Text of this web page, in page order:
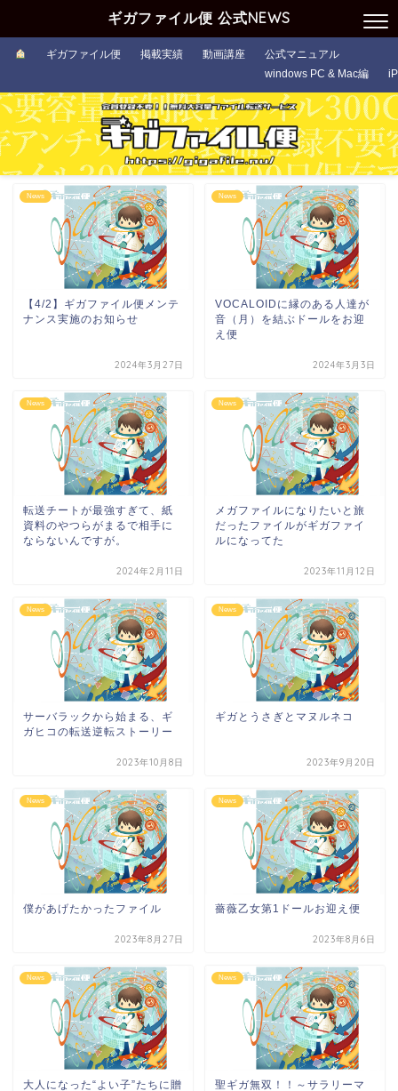
ギガファイル便 公式NEWS
ギガファイル便 掲載実績 動画講座
公式マニュアル
windows PC & Mac編
News
【4/2】ギガファイル便メンテ
ナンス実施のお知らせ
2024年3月27日
News
VOCALOIDに縁のある人達が
音（月）を結ぶドールをお迎
え便
2024年3月3日
News
転送チートが最強すぎて、紙
資料のやつらがまるで相手に
ならないんですが。
2024年2月11日
News
メガファイルになりたいと旅
だったファイルがギガファイ
ルになってた
2023年11月12日
News
サーバラックから始まる、ギ
ガヒコの転送逆転ストーリー
2023年10月8日
News
ギガとうさぎとマヌルネコ
2023年9月20日
News
僕があげたかったファイル
2023年8月27日
News
薔薇乙女第1ドールお迎え便
2023年8月6日
News
大人になった“よい子”たちに贈
News
聖ギガ無双！！～サラリーマ